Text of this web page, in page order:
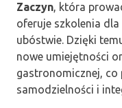
Zaczyn, która
oferuje szkolenia
ubóstwie. Dzięki
nowe umiejętności
gastronomicznej, co
samodzielności i